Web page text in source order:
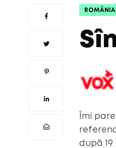
ROMÂNIA
Îmi
după 19